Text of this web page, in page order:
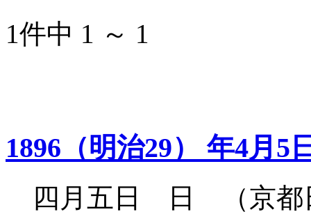
1件中 1 ～ 1
1896（明治29） 年4月5
四月五日 日 （京都